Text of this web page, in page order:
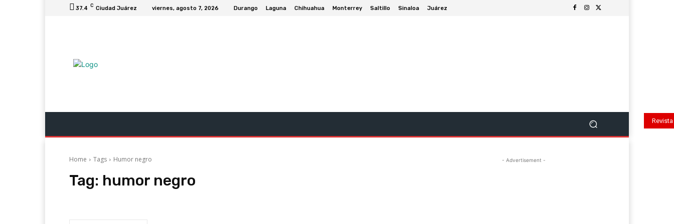
37.4 C Ciudad Juárez viernes, agosto 7, 2026 Durango Laguna Chihuahua Monterrey Saltillo Sinaloa Juárez
Tecnología Y Ciencia Log In
Más
Revista
Home Tags Humor negro
Tag: humor negro
- Advertisement -